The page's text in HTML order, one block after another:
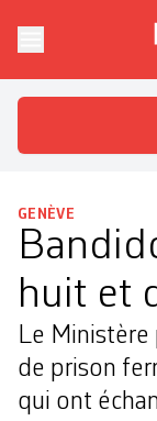
GENÈVE
huit et
Le Ministère
de prison
qui ont